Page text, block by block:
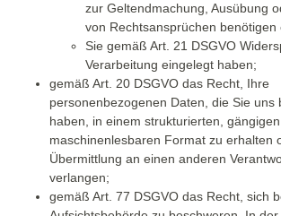
zur Geltendmachung, Ausübung
von Rechtsansprüchen benötigen
Sie gemäß Art. 21 DSGVO
Verarbeitung eingelegt haben;
gemäß Art. 20 DSGVO das Recht, Ihre
personenbezogenen Daten, die Sie uns
haben, in einem strukturierten,
maschinenlesbaren Format zu erhalten
Übermittlung an einen anderen
verlangen;
gemäß Art. 77 DSGVO das Recht, sich